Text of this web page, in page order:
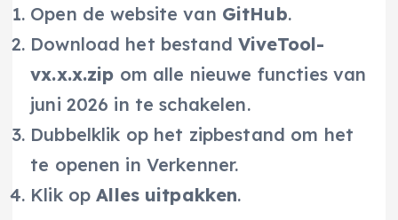
Open de website van GitHub.
Download het bestandViveTool-
vx.x.x.zip om alle nieuwe functies van
juni 2026 in te schakelen.
Dubbelklik op het zipbestand om het
te openen in Verkenner.
Klik opAlles uitpakken.